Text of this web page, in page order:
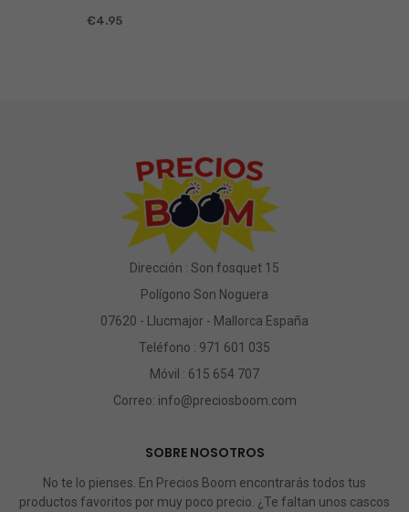
€4.95
Dirección : Son fosquet 15
Polígono Son Noguera
07620 - Llucmajor - Mallorca España
Teléfono : 971 601 035
Móvil : 615 654 707
Correo: info@preciosboom.com
SOBRE NOSOTROS
No te lo pienses. En Precios Boom encontrarás todos tus
productos favoritos por muy poco precio. ¿Te faltan unos cascos